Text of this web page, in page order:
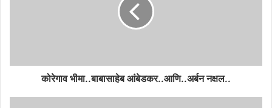
कोरेगाव भीमा..बाबासाहेब आंबेडकर..आणि..अर्बन नक्षल..